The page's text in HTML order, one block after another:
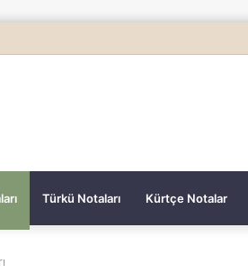
Türkü Notaları Kürtçe Notalar